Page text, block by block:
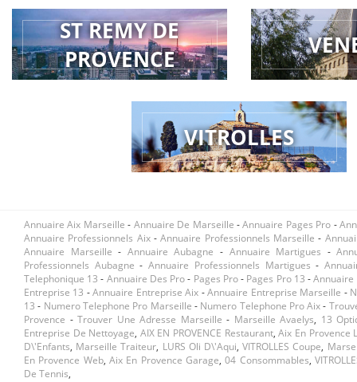
ST REMY DE
PROVENCE
VITROLLES
Annuaire Aix Marseille - Annuaire De Marseille -Annuaire Pages Pro -
Annuaire Professionnels Aix -Annuaire Professionnels Marseille -
Annuaire Marseille - Annuaire Aubagne - Annuaire Martigues -
Professionnels Aubagne -Annuaire Professionnels Martigues -
Telephonique 13 - Annuaire Des Pro- Pages Pro- Pages Pro 13 -Annuaire
Entreprise 13 -Annuaire Entreprise Aix -Annuaire Entreprise Marseille -
13 - Numero Telephone Pro Marseille - Numero Telephone Pro Aix-
Provence -Trouver Une Adresse Marseille - Marseille Avaelys, 13
Entreprise De Nettoyage, AIX EN PROVENCE Restaurant,Aix En Provence
D\'enfants, Marseille Traiteur, LURS Oli D\'aqui,VITROLLES Coupe,
En Provence Web,Aix En Provence Garage,04 Consommables,
De Tennis,